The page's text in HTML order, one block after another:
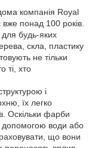
компанія Royal
вже понад 100 років.
будь-яких
скла, пластику
не тільки
ті, хто
і
їх легко
Оскільки фарби
допомогою води або
що вони